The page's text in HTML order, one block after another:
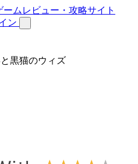
ン
黒猫のウィズ